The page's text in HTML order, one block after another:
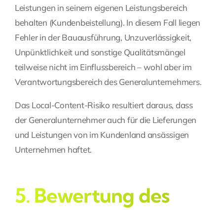
Leistungen in seinem eigenen Leistungsbereich
behalten (Kundenbeistellung). In diesem Fall liegen
Fehler in der Bauausführung, Unzuverlässigkeit,
Unpünktlichkeit und sonstige Qualitätsmängel
teilweise nicht im Einflussbereich – wohl aber im
Verantwortungsbereich des Generalunternehmers.
Das Local-Content-Risiko resultiert daraus, dass
der Generalunternehmer auch für die Lieferungen
und Leistungen von im Kundenland ansässigen
Unternehmen haftet.
5. Bewertung des